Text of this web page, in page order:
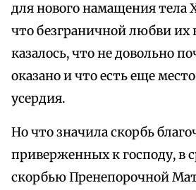
для нового намащения тела
что безграничной любви их
казалось, что не довольно
оказано и что есть еще
усердия.
Но что значила скорбь
приверженных к господу, в
скорбью Пренепорочной